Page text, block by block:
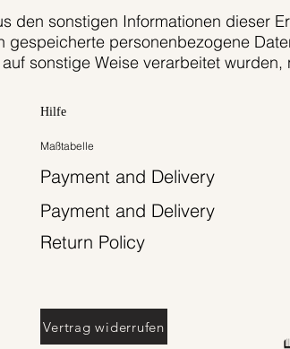
den sonstigen Informationen dieser
gespeicherte personenbezogene
sonstige Weise verarbeitet
Hilfe
Maßtabelle
Payment and Delivery
Payment and Delivery
Return Policy
Vertrag widerrufen